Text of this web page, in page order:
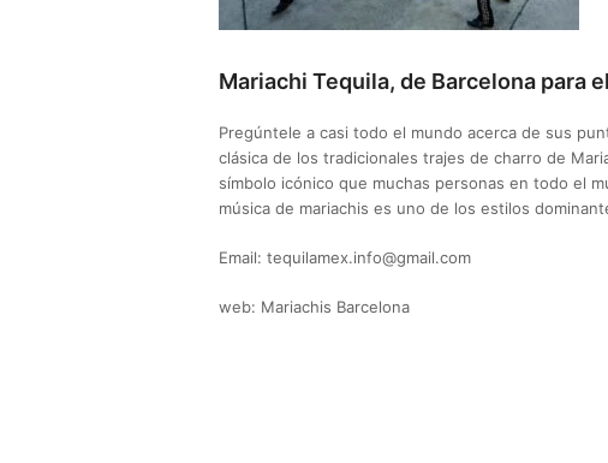
Mariachi Tequila, de Barcelona para
Pregúntele a casi todo el mundo acerca de sus
clásica de los tradicionales trajes de charro de
símbolo icónico que muchas personas en todo el
música de mariachis es uno de los estilos
Email: tequilamex.info@gmail.com
web: Mariachis Barcelona